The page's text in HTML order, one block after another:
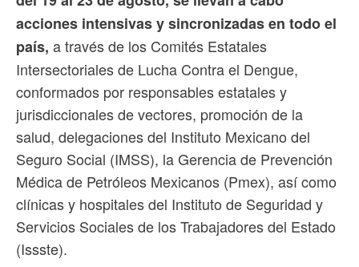
acciones intensivas y sincronizadas en todo el
país, a través de los Comités Estatales
Intersectoriales de Lucha Contra el Dengue,
conformados por responsables estatales y
jurisdiccionales de vectores, promoción de la
salud, delegaciones del Instituto Mexicano del
Seguro Social (IMSS), la Gerencia de Prevención
Médica de Petróleos Mexicanos (Pmex), así como
clínicas y hospitales del Instituto de Seguridad y
Servicios Sociales de los Trabajadores del Estado
(Issste).